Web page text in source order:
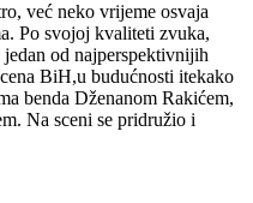
već neko vrijeme osvaja
Po svojoj kvaliteti zvuka,
od najperspektivnijih
BiH,u budućnosti itekako
benda Dženanom Rakićem,
Na sceni se pridružio i